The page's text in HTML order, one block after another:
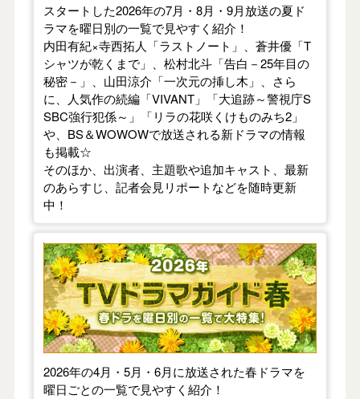
スタートした2026年の7月・8月・9月放送の夏ド
ラマを曜日別の一覧で見やすく紹介！
内田有紀×寺西拓人「ラストノート」、蒼井優「T
シャツが乾くまで」、松村北斗「告白－25年目の
秘密－」、山田涼介「一次元の挿し木」、さら
に、人気作の続編「VIVANT」「大追跡～警視庁S
SBC強行犯係～」「リラの花咲くけものみち2」
や、BS＆WOWOWで放送される新ドラマの情報
も掲載☆
そのほか、出演者、主題歌や追加キャスト、最新
のあらすじ、記者会見リポートなどを随時更新
中！
【2026年春】TVドラマガイド
2026年の4月・5月・6月に放送された春ドラマを
曜日ごとの一覧で見やすく紹介！